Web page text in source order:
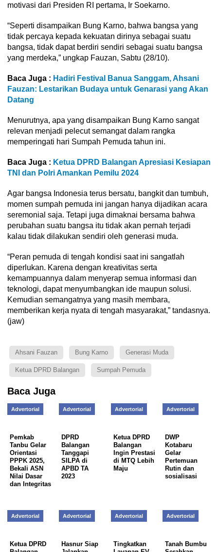
motivasi dari Presiden RI pertama, Ir Soekarno.
“Seperti disampaikan Bung Karno, bahwa bangsa yang
tidak percaya kepada kekuatan dirinya sebagai suatu
bangsa, tidak dapat berdiri sendiri sebagai suatu bangsa
yang merdeka,” ungkap Fauzan, Sabtu (28/10).
Baca Juga : Hadiri Festival Banua Sanggam, Ahsani
Fauzan: Lestarikan Budaya untuk Genarasi yang Akan
Datang
Menurutnya, apa yang disampaikan Bung Karno sangat
relevan menjadi pelecut semangat dalam rangka
memperingati hari Sumpah Pemuda tahun ini.
Baca Juga : Ketua DPRD Balangan Apresiasi Kesiapan
TNI dan Polri Amankan Pemilu 2024
Agar bangsa Indonesia terus bersatu, bangkit dan tumbuh,
momen sumpah pemuda ini jangan hanya dijadikan acara
seremonial saja. Tetapi juga dimaknai bersama bahwa
perubahan suatu bangsa itu tidak akan pernah terjadi
kalau tidak dilakukan sendiri oleh generasi muda.
“Peran pemuda di tengah kondisi saat ini sangatlah
diperlukan. Karena dengan kreativitas serta
kemampuannya dalam menyerap semua informasi dan
teknologi, dapat menyumbangkan ide maupun solusi.
Kemudian semangatnya yang masih membara,
memberikan kerja nyata di tengah masyarakat,” tandasnya.
(jaw)
Ahsani Fauzan Bung Karno Generasi Muda
Ketua DPRD Balangan Sumpah Pemuda
Baca Juga
Advertorial
Pemkab
Tanbu Gelar
Orientasi
PPPK 2025,
Bekali ASN
Nilai Dasar
dan Integritas
Advertorial
DPRD
Balangan
Tanggapi
SILPA di
APBD TA
2023
Advertorial
Ketua DPRD
Balangan
Ingin Prestasi
di MTQ Lebih
Maju
Advertorial
DWP
Kotabaru
Gelar
Pertemuan
Rutin dan
sosialisasi
Advertorial
Ketua DPRD
Advertorial
Hasnur Siap
Advertorial
Tingkatkan
Advertorial
Tanah Bumbu